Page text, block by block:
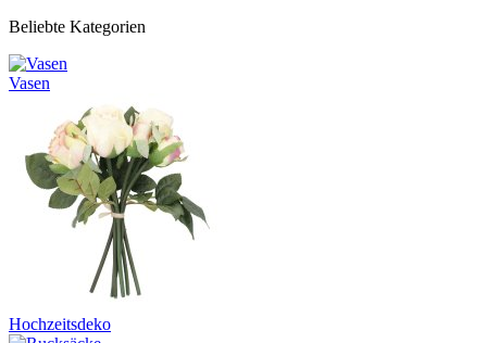
Beliebte Kategorien
Vasen
Hochzeitsdeko